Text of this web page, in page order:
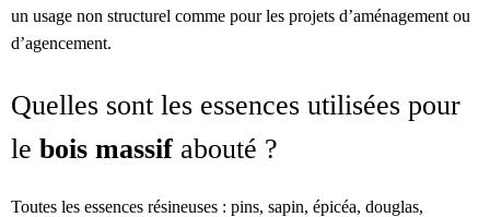
un usage non structurel comme pour les projets d’aménagement ou
d’agencement.
Quelles sont les essences utilisées pour
le bois massif abouté ?
Toutes les essences résineuses : pins, sapin, épicéa, douglas,